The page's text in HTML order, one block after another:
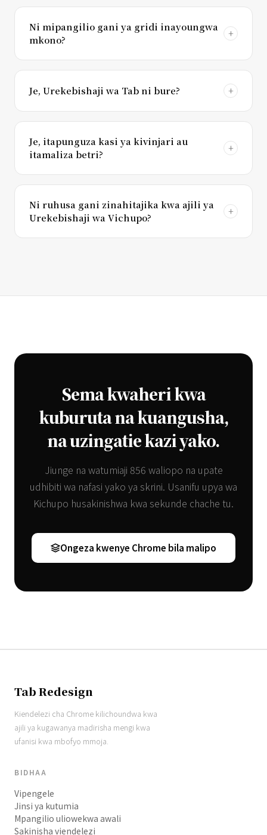
Ni mipangilio gani ya gridi inayoungwa
mkono?
Je, Urekebishaji wa Tab ni bure?
Je, itapunguza kasi ya kivinjari au
itamaliza betri?
Ni ruhusa gani zinahitajika kwa ajili ya
Urekebishaji wa Vichupo?
Sema kwaheri kwa
kuburuta na kuangusha,
na uzingatie kazi yako.
Jiunge na watumiaji 856 waliopo na upate
udhibiti wa nafasi yako ya skrini. Usanifu upya wa
Kichupo husakinishwa kwa sekunde chache tu.
Ongeza kwenye Chrome bila malipo
Tab Redesign
Kiendelezi cha Chrome kilichoundwa kwa
ajili ya kugawanya madirisha mengi kwa
ufanisi kwa mbofyo mmoja.
BIDHAA
Vipengele
Jinsi ya kutumia
Mpangilio uliowekwa awali
Sakinisha viendelezi